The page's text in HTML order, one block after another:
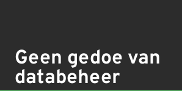
Geen gedoe van
databeheer